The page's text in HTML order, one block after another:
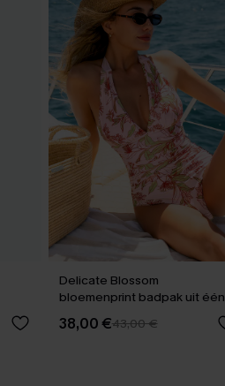
Delicate Blossom
bloemenprint badpak uit één
stuk
38,00 €43,00 €